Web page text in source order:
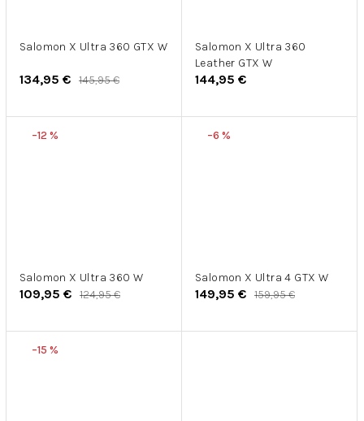
Salomon X Ultra 360 GTX W
134,95 € 145,95 €
Salomon X Ultra 360
Leather GTX W
144,95 €
–12 %
Salomon X Ultra 360 W
109,95 € 124,95 €
–6 %
Salomon X Ultra 4 GTX W
149,95 € 159,95 €
–15 %